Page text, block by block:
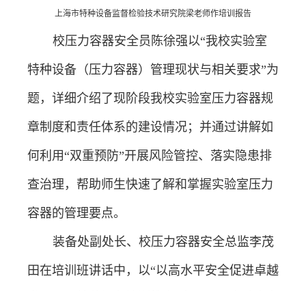
上海市特种设备监督检验技术研究院梁老师作培训报告
校压力容器安全员陈徐强以“我校实验室
特种设备（压力容器）管理现状与相关要求”为
题，详细介绍了现阶段我校实验室压力容器规
章制度和责任体系的建设情况；并通过讲解如
何利用“双重预防”开展风险管控、落实隐患排
查治理，帮助师生快速了解和掌握实验室压力
容器的管理要点。
装备处副处长、校压力容器安全总监李茂
田在培训班讲话中，以“以高水平安全促进卓越